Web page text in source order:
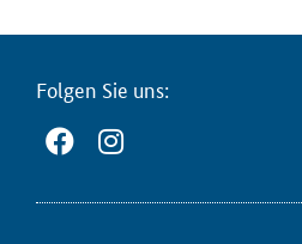
Fol­gen Sie uns: